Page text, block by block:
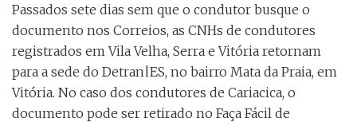
Passados sete dias sem que o condutor busque o
documento nos Correios, as CNHs de condutores
registrados em Vila Velha, Serra e Vitória retornam
para a sede do Detran|ES, no bairro Mata da Praia, em
Vitória. No caso dos condutores de Cariacica, o
documento pode ser retirado no Faça Fácil de